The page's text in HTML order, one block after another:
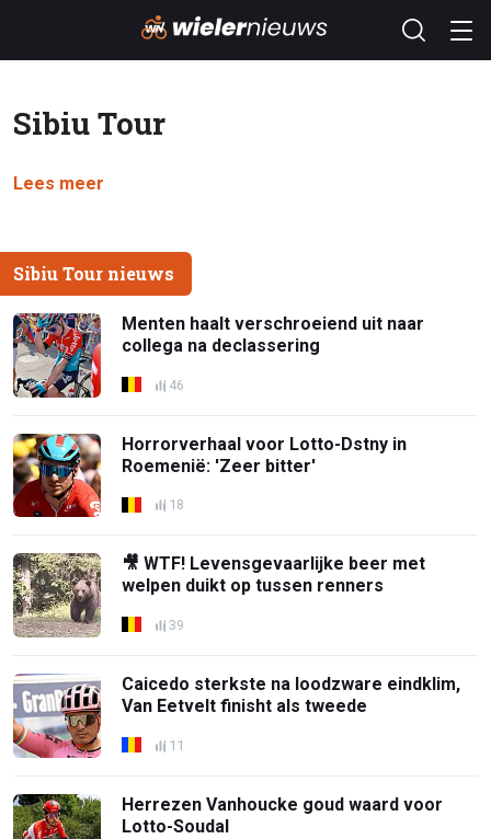
Sibiu Tour
Lees meer
Sibiu Tour nieuws
Menten haalt verschroeiend uit naar
collega na declassering
46
Horrorverhaal voor Lotto-Dstny in
Roemenië: 'Zeer bitter'
18
🎥 WTF! Levensgevaarlijke beer met
welpen duikt op tussen renners
39
Caicedo sterkste na loodzware eindklim,
Van Eetvelt finisht als tweede
11
Herrezen Vanhoucke goud waard voor
Lotto-Soudal